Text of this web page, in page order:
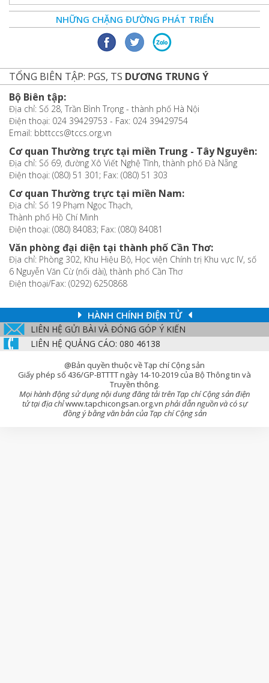
NHỮNG CHẶNG ĐƯỜNG PHÁT TRIỂN
TỔNG BIÊN TẬP: PGS, TS DƯƠNG TRUNG Ý
Bộ Biên tập:
Địa chỉ: Số 28, Trần Bình Trọng - thành phố Hà Nội
Điện thoại: 024 39429753 - Fax: 024 39429754
Email: bbttccs@tccs.org.vn
Cơ quan Thường trực tại miền Trung - Tây Nguyên:
Địa chỉ: Số 69, đường Xô Viết Nghệ Tĩnh, thành phố Đà Nẵng
Điện thoại: (080) 51 301; Fax: (080) 51 303
Cơ quan Thường trực tại miền Nam:
Địa chỉ: Số 19 Phạm Ngọc Thạch,
Thành phố Hồ Chí Minh
Điện thoại: (080) 84083; Fax: (080) 84081
Văn phòng đại diện tại thành phố Cần Thơ:
Địa chỉ: Phòng 302, Khu Hiệu Bộ, Học viện Chính trị Khu vực IV, số
6 Nguyễn Văn Cừ (nối dài), thành phố Cần Thơ
Điện thoại/Fax: (0292) 6250868
HÀNH CHÍNH ĐIỆN TỬ
LIÊN HỆ GỬI BÀI VÀ ĐÓNG GÓP Ý KIẾN
LIÊN HỆ QUẢNG CÁO: 080 46138
@Bản quyền thuộc về Tạp chí Cộng sản
Giấy phép số 436/GP-BTTTT ngày 14-10-2019 của Bộ Thông tin và
Truyền thông.
Mọi hành động sử dụng nội dung đăng tải trên Tạp chí Cộng sản điện
tử tại địa chỉwww.tapchicongsan.org.vn phải dẫn nguồn và có sự
đồng ý bằng văn bản của Tạp chí Cộng sản